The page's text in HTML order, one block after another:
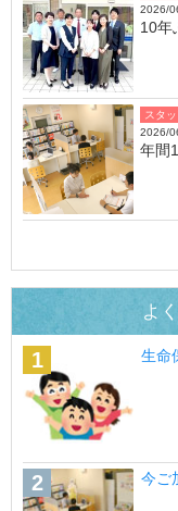
2026/
10年
スタ
2026/
年間
よ
生命
今ご